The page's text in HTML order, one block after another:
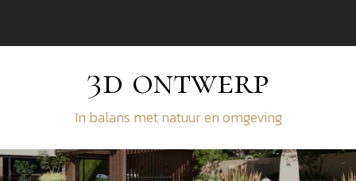
3d ontwerp
In balans met natuur en omgeving